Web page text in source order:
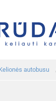
autobusu